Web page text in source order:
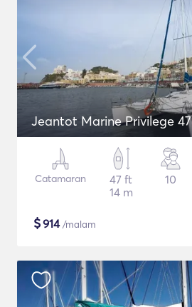
Jeantot Marine Privilege 47
Catamaran
47 ft
14 m
10
$914/malam